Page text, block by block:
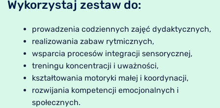
Wykorzystaj zestaw do:
prowadzenia codziennych zajęć dydaktycznych,
realizowania zabaw rytmicznych,
wsparcia procesów integracji sensorycznej,
treningu koncentracji i uważności,
kształtowania motoryki małej i koordynacji,
rozwijania kompetencji emocjonalnych i
społecznych.